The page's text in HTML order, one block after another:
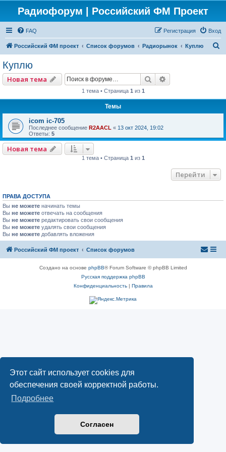
Этот сайт использует cookies для
обеспечения своей корректной работы.
Подробнее
Согласен
Радиофорум | Российский ФМ Проект
FAQ Вход
Регистрация
Российский ФМ проект Список форумов Радиорынок Куплю
Куплю
Новая тема Поиск
1 тема • Страница 1 из 1
Темы
icom ic-705
Последнее сообщение R2AACL « 13 окт 2024, 19:02
Ответы: 5
Новая тема
1 тема • Страница 1 из 1
Перейти
ПРАВА ДОСТУПА
Вы не можете начинать темы
Вы не можете отвечать на сообщения
Вы не можете редактировать свои сообщения
Вы не можете удалять свои сообщения
Вы не можете добавлять вложения
Российский ФМ проект Список форумов
Создано на основе phpBB® Forum Software © phpBB Limited
Русская поддержка phpBB
Конфиденциальность| Правила